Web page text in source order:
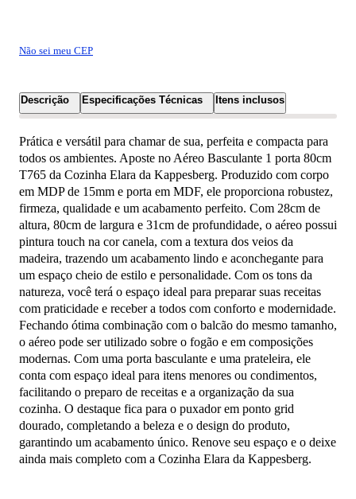
Não sei meu CEP
Descrição Especificações Técnicas Itens inclusos
Prática e versátil para chamar de sua, perfeita e compacta para
todos os ambientes. Aposte no Aéreo Basculante 1 porta 80cm
T765 da Cozinha Elara da Kappesberg. Produzido com corpo
em MDP de 15mm e porta em MDF, ele proporciona robustez,
firmeza, qualidade e um acabamento perfeito. Com 28cm de
altura, 80cm de largura e 31cm de profundidade, o aéreo possui
pintura touch na cor canela, com a textura dos veios da
madeira, trazendo um acabamento lindo e aconchegante para
um espaço cheio de estilo e personalidade. Com os tons da
natureza, você terá o espaço ideal para preparar suas receitas
com praticidade e receber a todos com conforto e modernidade.
Fechando ótima combinação com o balcão do mesmo tamanho,
o aéreo pode ser utilizado sobre o fogão e em composições
modernas. Com uma porta basculante e uma prateleira, ele
conta com espaço ideal para itens menores ou condimentos,
facilitando o preparo de receitas e a organização da sua
cozinha. O destaque fica para o puxador em ponto grid
dourado, completando a beleza e o design do produto,
garantindo um acabamento único. Renove seu espaço e o deixe
ainda mais completo com a Cozinha Elara da Kappesberg.